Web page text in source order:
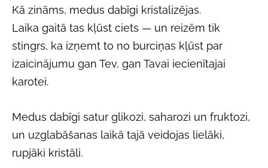
Kā zināms, medus dabīgi kristalizējas.
Laika gaitā tas kļūst ciets — un reizēm tik
stingrs, ka izņemt to no burciņas kļūst par
izaicinājumu gan Tev, gan Tavai iecienītajai
karotei.
Medus dabīgi satur glikozi, saharozi un fruktozi,
un uzglabāšanas laikā tajā veidojas lielāki,
rupjāki kristāli.